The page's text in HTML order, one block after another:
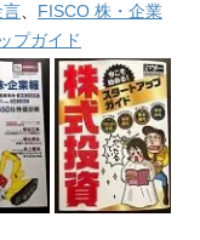
言、 FISCO 株・企業
プガイド